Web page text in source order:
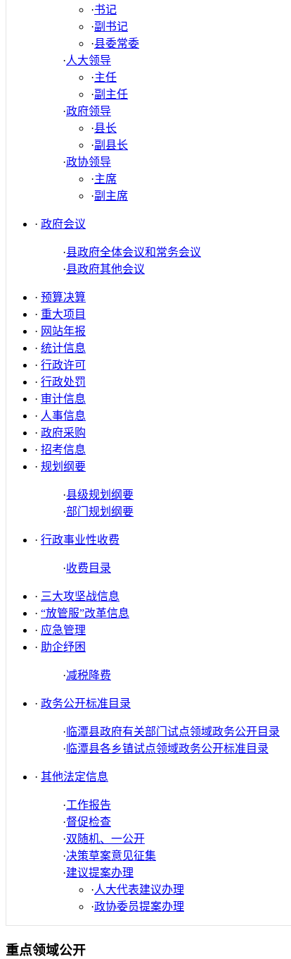
·书记
·副书记
·县委常委
·人大领导
·主任
·副主任
·政府领导
·县长
·副县长
·政协领导
·主席
·副主席
· 政府会议
·县政府全体会议和常务会议
·县政府其他会议
· 预算决算
· 重大项目
· 网站年报
· 统计信息
· 行政许可
· 行政处罚
· 审计信息
· 人事信息
· 政府采购
· 招考信息
· 规划纲要
·县级规划纲要
·部门规划纲要
· 行政事业性收费
·收费目录
· 三大攻坚战信息
· “放管服”改革信息
· 应急管理
· 助企纾困
·减税降费
· 政务公开标准目录
· 临潭县政府有关部门试点领域政务公开目录
· 临潭县各乡镇试点领域政务公开标准目录
· 其他法定信息
·工作报告
·督促检查
·双随机、一公开
·决策草案意见征集
·建议提案办理
·人大代表建议办理
·政协委员提案办理
重点领域公开